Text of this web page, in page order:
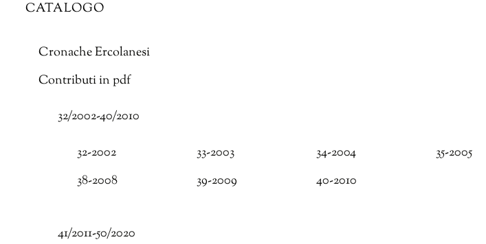
CATALOGO
Cronache Ercolanesi
Contributi in pdf
32/2002-40/2010
32-2002 33-2003 34-2004 35-2005
38-2008
39-2009 40-2010
41/2011-50/2020